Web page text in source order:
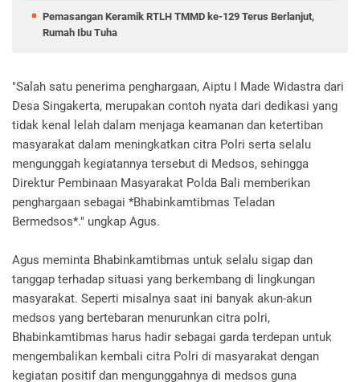
Pemasangan Keramik RTLH TMMD ke-129 Terus Berlanjut,
Rumah Ibu Tuha
"Salah satu penerima penghargaan, Aiptu I Made Widastra dari
Desa Singakerta, merupakan contoh nyata dari dedikasi yang
tidak kenal lelah dalam menjaga keamanan dan ketertiban
masyarakat dalam meningkatkan citra Polri serta selalu
mengunggah kegiatannya tersebut di Medsos, sehingga
Direktur Pembinaan Masyarakat Polda Bali memberikan
penghargaan sebagai *Bhabinkamtibmas Teladan
Bermedsos*." ungkap Agus.
Agus meminta Bhabinkamtibmas untuk selalu sigap dan
tanggap terhadap situasi yang berkembang di lingkungan
masyarakat. Seperti misalnya saat ini banyak akun-akun
medsos yang bertebaran menurunkan citra polri,
Bhabinkamtibmas harus hadir sebagai garda terdepan untuk
mengembalikan kembali citra Polri di masyarakat dengan
kegiatan positif dan mengunggahnya di medsos guna